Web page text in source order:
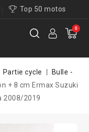
Top 50 motos
0
Partie cycle
Bulle -
+ 8 cm Ermax Suzuki
2008/2019